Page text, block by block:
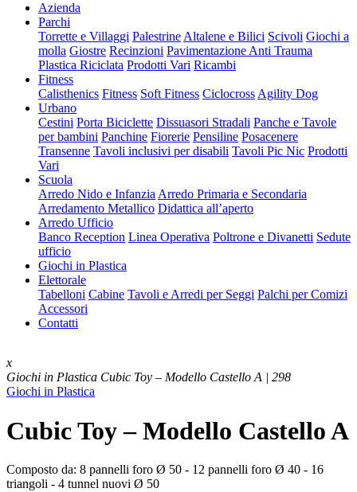
Azienda
Parchi
Torrette e Villaggi Palestrine Altalene e Bilici Scivoli Giochi a
molla Giostre Recinzioni Pavimentazione Anti Trauma
Plastica Riciclata Prodotti Vari Ricambi
Fitness
Calisthenics Fitness Soft Fitness Ciclocross Agility Dog
Urbano
Cestini Porta Biciclette Dissuasori Stradali Panche e Tavole
per bambini Panchine Fiorerie Pensiline Posacenere
Transenne Tavoli inclusivi per disabili Tavoli Pic Nic Prodotti
Vari
Scuola
Arredo Nido e Infanzia Arredo Primaria e Secondaria
Arredamento Metallico Didattica all’aperto
Arredo Ufficio
Banco Reception Linea Operativa Poltrone e Divanetti Sedute
ufficio
Giochi in Plastica
Elettorale
Tabelloni Cabine Tavoli e Arredi per Seggi Palchi per Comizi
Accessori
Contatti
x
Giochi in Plastica Cubic Toy – Modello Castello A | 298
Giochi in Plastica
Cubic Toy – Modello Castello A
Composto da: 8 pannelli foro Ø 50 - 12 pannelli foro Ø 40 - 16
triangoli - 4 tunnel nuovi Ø 50